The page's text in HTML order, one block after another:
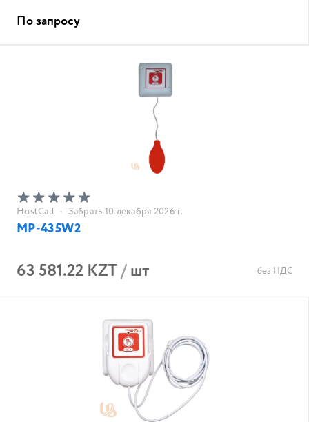
По запросу
HostCall • Забрать 10 декабря 2026 г.
MP-435W2
63 581.22 KZT/шт без НДС